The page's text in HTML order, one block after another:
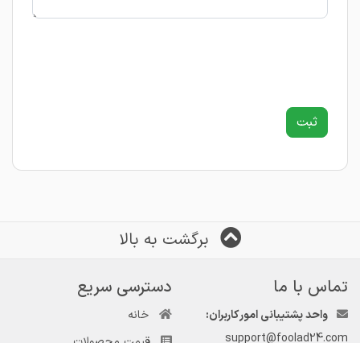
برگشت به بالا
تماس با ما
واحد پشتیبانی امور کاربران:
support@foolad24.com
دسترسی سریع
خانه